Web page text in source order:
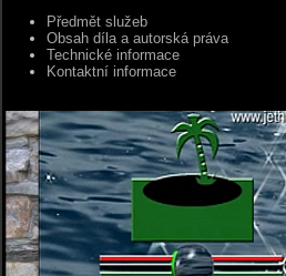
Předmět služeb
Obsah díla a autorská práva
Technické informace
Kontaktní informace